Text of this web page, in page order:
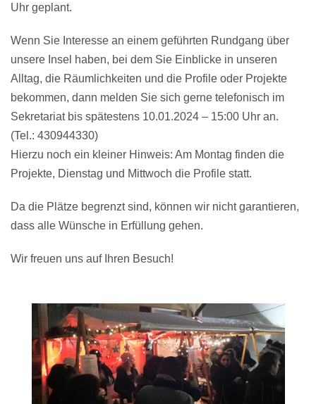
Uhr geplant.
Wenn Sie Interesse an einem geführten Rundgang über
unsere Insel haben, bei dem Sie Einblicke in unseren
Alltag, die Räumlichkeiten und die Profile oder Projekte
bekommen, dann melden Sie sich gerne telefonisch im
Sekretariat bis spätestens 10.01.2024 – 15:00 Uhr an.
(Tel.: 430944330)
Hierzu noch ein kleiner Hinweis: Am Montag finden die
Projekte, Dienstag und Mittwoch die Profile statt.
Da die Plätze begrenzt sind, können wir nicht garantieren,
dass alle Wünsche in Erfüllung gehen.
Wir freuen uns auf Ihren Besuch!